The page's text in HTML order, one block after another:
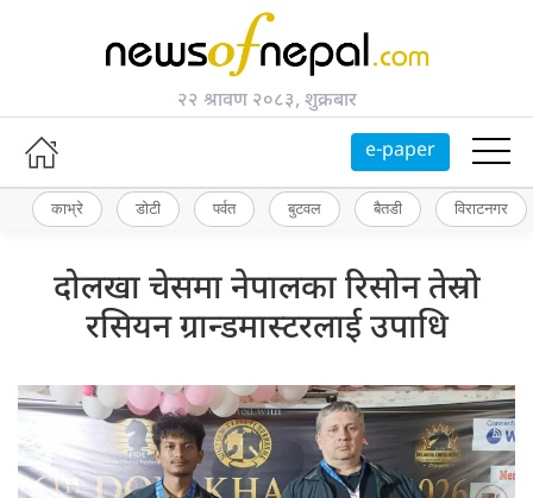
२२ श्रावण २०८३, शुक्रबार
e-paper
काभ्रे डोटी पर्वत बुटवल बैतडी विराटनगर
दोलखा चेसमा नेपालका रिसोन तेस्रो
रसियन ग्रान्डमास्टरलाई उपाधि